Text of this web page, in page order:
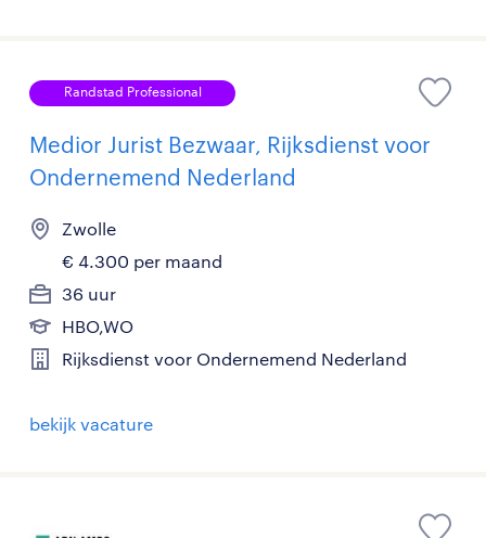
Randstad Professional
Medior Jurist Bezwaar, Rijksdienst voor
Ondernemend Nederland
Zwolle
€ 4.300 per maand
36 uur
HBO,WO
Rijksdienst voor Ondernemend Nederland
bekijk vacature